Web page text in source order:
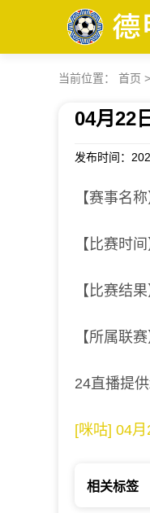
当前位置： 首页 >
04月22
发布时间：
【赛事名
【比赛时
【比赛结
【所属联赛
24直播提
[咪咕] 04
相关标签